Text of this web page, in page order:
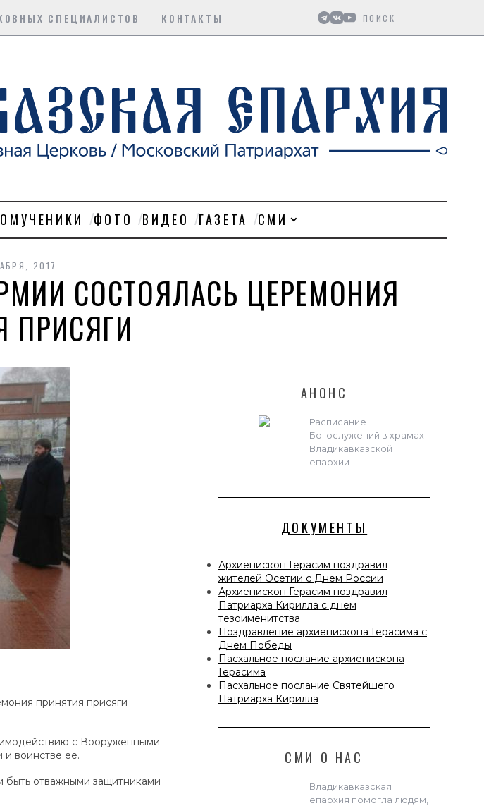
СПЕЦИАЛИСТОВ КОНТАКТЫ
ФОТО ВИДЕО ГАЗЕТА СМИ
2017
СОСТОЯЛАСЬ ЦЕРЕМОНИЯ
ПРИСЯГИ
АНОНС
Расписание
Богослужений в храмах
Владикавказской
епархии
ДОКУМЕНТЫ
Архиепископ Герасим поздравил
жителей Осетии с Днем России
Архиепископ Герасим поздравил
Патриарха Кирилла с днем
тезоименитства
Поздравление архиепископа Герасима с
Днем Победы
Пасхальное послание архиепископа
Герасима
Пасхальное послание Святейшего
Патриарха Кирилла
СМИ О НАС
Владикавказская
епархия помогла людям,
принятия присяги
с Вооруженными
воинстве ее.
быть отважными защитниками